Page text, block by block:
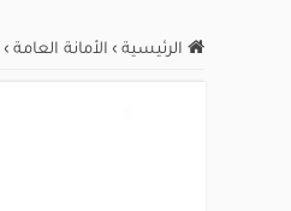
الرئيسية › الأمانة العامة ›